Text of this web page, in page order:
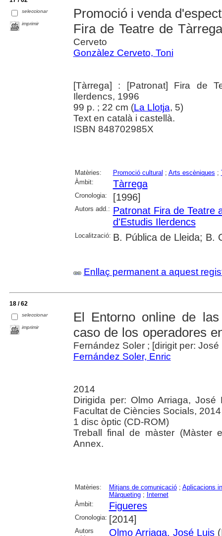
seleccionar
imprimir
Promoció i venda
Fira de Teatre de Tàrrega
Cerveto
Gonzàlez Cerveto, Toni
[Tàrrega] : [Patronat] Fira de
Ilerdencs, 1996
99 p. ; 22 cm (La Llotja, 5)
Text en català i castellà.
ISBN 848702985X
Matèries: Promoció cultural ; Arts escèniques ;
Àmbit:
Tàrrega
Cronologia: [1996]
Autors add.: Patronat Fira de Teatre
d'Estudis Ilerdencs
Localització: B. Pública de Lleida; B.
Enllaç permanent a aquest
18 / 62
seleccionar
imprimir
El Entorno online de
caso de los operadores
Fernández Soler ; [dirigit per:
Fernández Soler, Enric
2014
Dirigida per: Olmo Arriaga,
Facultat de Ciències Socials, 2014
1 disc òptic (CD-ROM)
Treball final de màster (Màster
Annex.
Matèries: Mitjans de comunicació; Aplicacions
Màrqueting; Internet
Àmbit:
Figueres
Cronologia: [2014]
Autors
Olmo Arriaga, José Luis